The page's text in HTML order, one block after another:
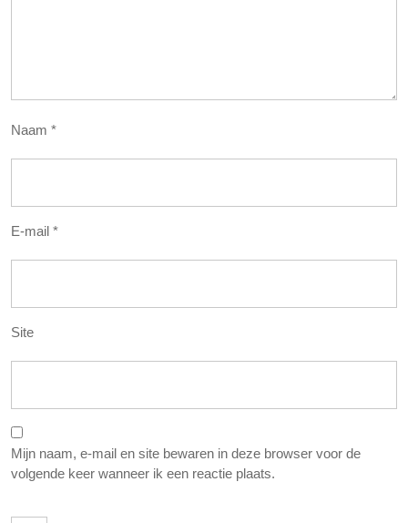
Naam *
E-mail *
Site
Mijn naam, e-mail en site bewaren in deze browser voor de
volgende keer wanneer ik een reactie plaats.